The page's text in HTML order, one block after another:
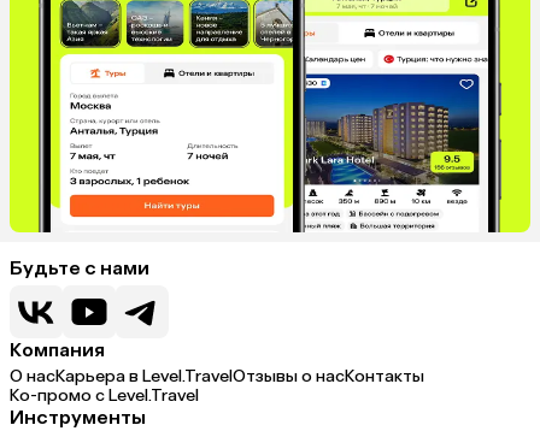
Будьте с нами
Компания
О насКарьера в Level.TravelОтзывы о насКонтакты
Ко-промо с Level.Travel
Инструменты